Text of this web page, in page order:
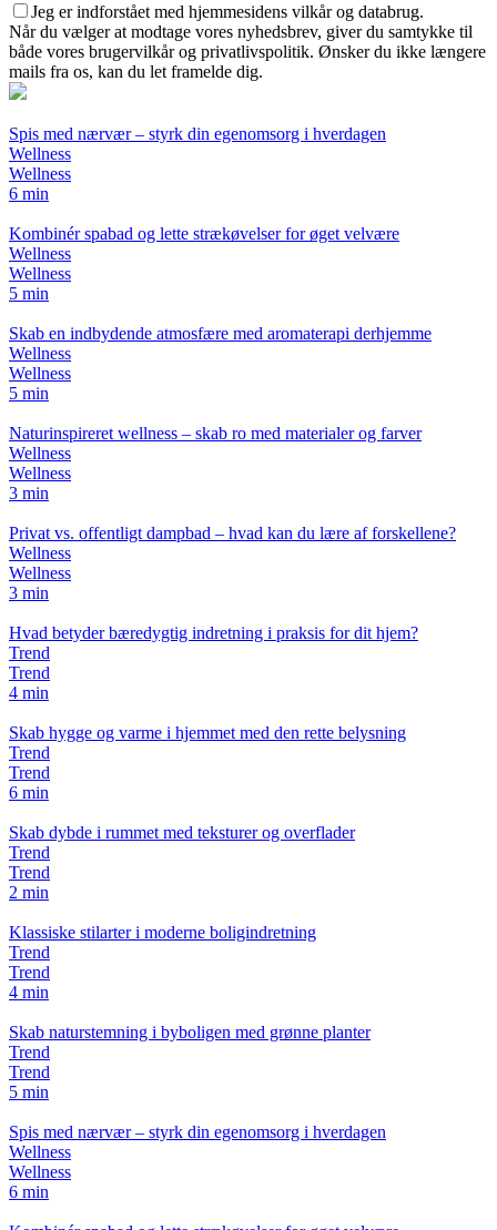
Jeg er indforstået med hjemmesidens vilkår og databrug.
Når du vælger at modtage vores nyhedsbrev, giver du samtykke til
både vores brugervilkår og privatlivspolitik. Ønsker du ikke længere
mails fra os, kan du let framelde dig.
Spis med nærvær – styrk din egenomsorg i hverdagen
Wellness
Wellness
6 min
Kombinér spabad og lette strækøvelser for øget velvære
Wellness
Wellness
5 min
Skab en indbydende atmosfære med aromaterapi derhjemme
Wellness
Wellness
5 min
Naturinspireret wellness – skab ro med materialer og farver
Wellness
Wellness
3 min
Privat vs. offentligt dampbad – hvad kan du lære af forskellene?
Wellness
Wellness
3 min
Hvad betyder bæredygtig indretning i praksis for dit hjem?
Trend
Trend
4 min
Skab hygge og varme i hjemmet med den rette belysning
Trend
Trend
6 min
Skab dybde i rummet med teksturer og overflader
Trend
Trend
2 min
Klassiske stilarter i moderne boligindretning
Trend
Trend
4 min
Skab naturstemning i byboligen med grønne planter
Trend
Trend
5 min
Spis med nærvær – styrk din egenomsorg i hverdagen
Wellness
Wellness
6 min